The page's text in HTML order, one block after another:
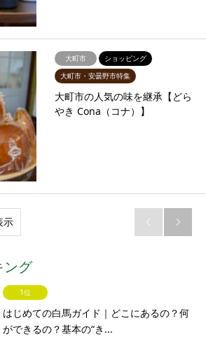
大町市
ショッピング
大町市・安曇野市特集
大町市の人気の味を継承【どら
やき Cona（コナ）】
示  
ング
1位
はじめての白馬ガイド｜どこにあるの？何
ができるの？基本の“き...